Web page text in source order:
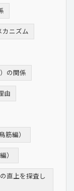
カニズム
の関係
由
編）
）
直上を探査し